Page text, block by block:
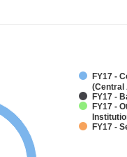
FY17 -
(Central
FY17 -
FY17 -
FY17 -